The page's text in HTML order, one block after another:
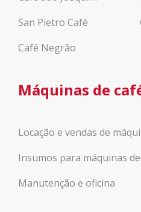
San Pietro Café
Café Negrão
Máquinas de
Locação e vendas de
Insumos para máquinas
Manutenção e oficina